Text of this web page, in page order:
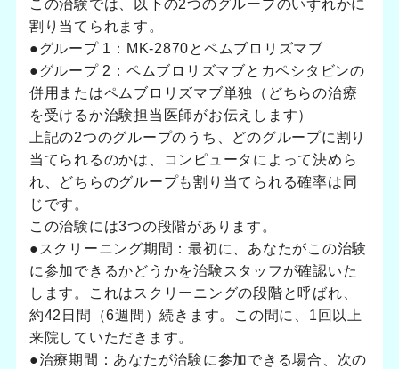
この治験では、以下の2つのグループのいずれかに
割り当てられます。
●グループ 1：MK-2870とペムブロリズマブ
●グループ 2：ペムブロリズマブとカペシタビンの
併用またはペムブロリズマブ単独（どちらの治療
を受けるか治験担当医師がお伝えします）
上記の2つのグループのうち、どのグループに割り
当てられるのかは、コンピュータによって決めら
れ、どちらのグループも割り当てられる確率は同
じです。
この治験には3つの段階があります。
●スクリーニング期間：最初に、あなたがこの治験
に参加できるかどうかを治験スタッフが確認いた
します。これはスクリーニングの段階と呼ばれ、
約42日間（6週間）続きます。この間に、1回以上
来院していただきます。
●治療期間：あなたが治験に参加できる場合、次の